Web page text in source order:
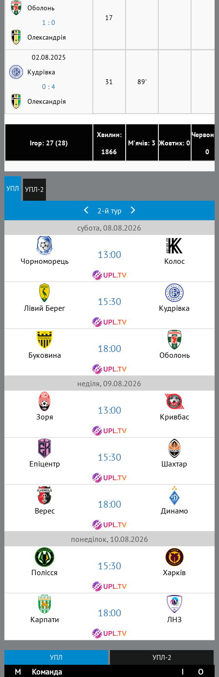
Ігор: 27 (28)
Хвилин:
1866
М'ячів: 3 Жовтих: 0
0
Оболонь
1 : 0
Олександрія
17
02.08.2025
Кудрівка
0 : 4
Олександрія
31 89'
УПЛ УПЛ-2
2-й тур
субота, 08.08.2026
Чорноморець 13:00 Колос
Лівий Берег 15:30 Кудрівка
Буковина 18:00 Оболонь
неділя, 09.08.2026
Зоря 13:00 Кривбас
Епіцентр 15:30 Шахтар
Верес 18:00 Динамо
понеділок, 10.08.2026
Полісся 15:30 Харків
Карпати 18:00 ЛНЗ
УПЛ УПЛ-2
М Команда І
О